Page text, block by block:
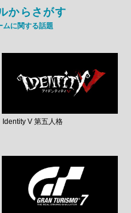
からさがす
ムに関する話題
Identity V 第五人格